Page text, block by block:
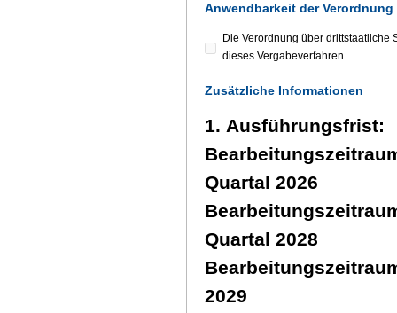
Anwendbarkeit der
Die Verordnung über
dieses Vergabeverfahren.
Zusätzliche Informationen
1. Ausführungsfrist:
Quartal 2026
Quartal 2028
2029